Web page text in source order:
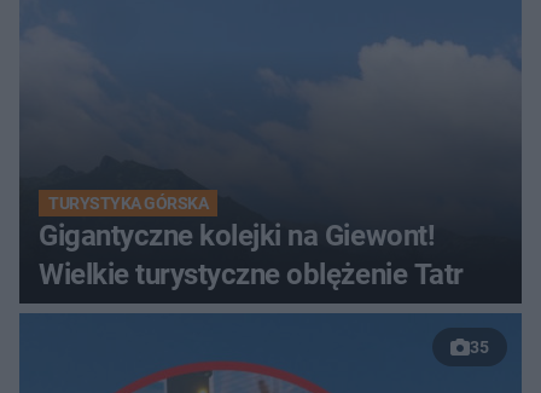
TURYSTYKA GÓRSKA
Gigantyczne kolejki na Giewont!
Wielkie turystyczne oblężenie Tatr
35